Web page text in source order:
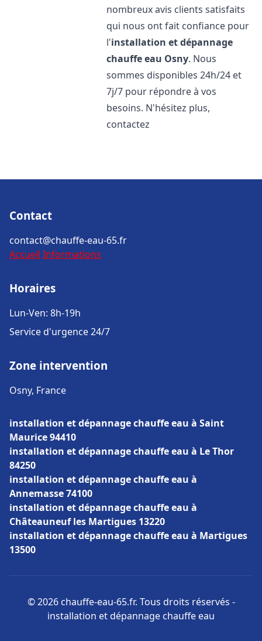
nombreux avis clients satisfaits
qui nous ont fait confiance pour
l'installation et dépannage
chauffe eau Osny. Nous
sommes disponibles 24h/24 et
7j/7 pour répondre à vos
besoins. N'hésitez plus,
contactez
Contact
contact@chauffe-eau-65.fr
Accueil Informations
Horaires
Lun-Ven: 8h-19h
Service d'urgence 24/7
Zone intervention
Osny, France
installation et dépannage chauffe eau à Saint
Maurice 94410
installation et dépannage chauffe eau à Le Thor
84250
installation et dépannage chauffe eau à
Annemasse 74100
installation et dépannage chauffe eau à
Châteauneuf les Martigues 13220
installation et dépannage chauffe eau à Martigues
13500
© 2026 chauffe-eau-65.fr. Tous droits réservés -
installation et dépannage chauffe eau